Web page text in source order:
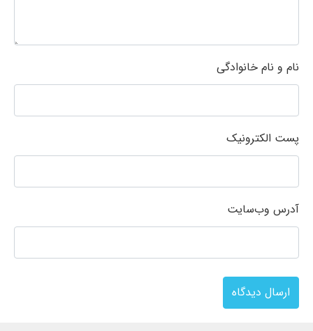
نام و نام خانوادگی
پست الکترونیک
آدرس وب‌سایت
ارسال دیدگاه